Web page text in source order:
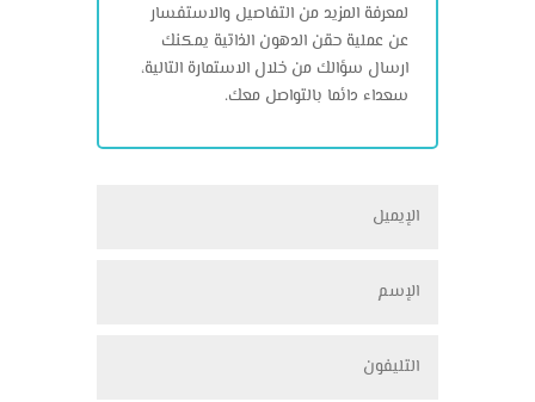
لمعرفة المزيد من التفاصيل والاستفسار
عن عملية حقن الدهون الذاتية يمكنك
ارسال سؤالك من خلال الاستمارة التالية،
سعداء دائما بالتواصل معك.